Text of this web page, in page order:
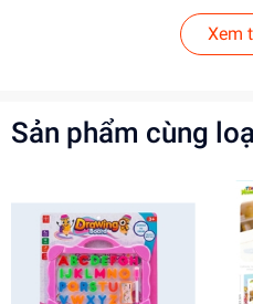
Độ tuổi phù hợp: 3-6 tuổi
Hướng Dẫn Sử
Cho bé chơi dưới sự
Tránh để bé nuốt phải
Lợi Ích Phát Triển
Phát triển tư duy và trí
Rèn luyện kỹ năng giải
Tăng cường khả năng
Xem
Sản phẩm cùng